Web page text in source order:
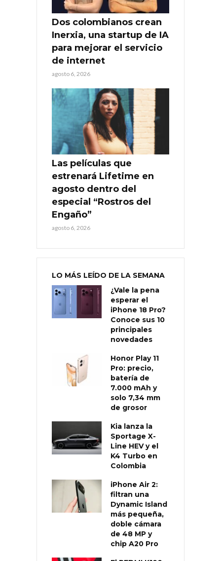
Dos colombianos crean
Inerxia, una startup de IA
para mejorar el servicio
de internet
agosto 6, 2026
Las películas que
estrenará Lifetime en
agosto dentro del
especial “Rostros del
Engaño”
agosto 6, 2026
LO MÁS LEÍDO DE LA SEMANA
¿Vale la pena
esperar el
iPhone 18 Pro?
Conoce sus 10
principales
novedades
Honor Play 11
Pro: precio,
batería de
7.000 mAh y
solo 7,34 mm
de grosor
Kia lanza la
Sportage X-
Line HEV y el
K4 Turbo en
Colombia
iPhone Air 2:
filtran una
Dynamic Island
más pequeña,
doble cámara
de 48 MP y
chip A20 Pro